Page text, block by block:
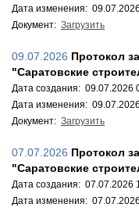
Дата изменения:
Документ: Загрузить
09.07.2026 Протокол
"Саратовские
Дата создания: 09.07.2026
Дата изменения:
Документ: Загрузить
07.07.2026 Протокол
"Саратовские
Дата создания: 07.07.2026
Дата изменения: